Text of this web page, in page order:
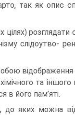
так як опис
цілях) розглядати
слідоутво-
відображення
та іншого
в його пам’яті.
до яких можна